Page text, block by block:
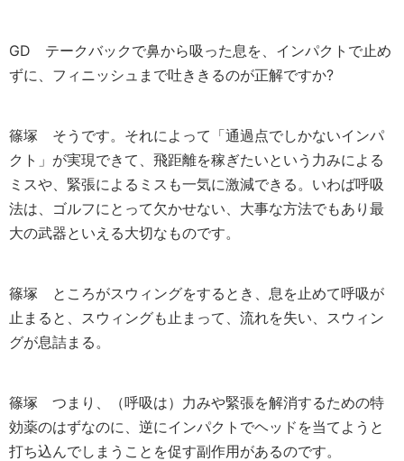
GD テークバックで鼻から吸った息を、インパクトで止め
ずに、フィニッシュまで吐ききるのが正解ですか?
篠塚 そうです。それによって「通過点でしかないインパ
クト」が実現できて、飛距離を稼ぎたいという力みによる
ミスや、緊張によるミスも一気に激減できる。いわば呼吸
法は、ゴルフにとって欠かせない、大事な方法でもあり最
大の武器といえる大切なものです。
篠塚 ところがスウィングをするとき、息を止めて呼吸が
止まると、スウィングも止まって、流れを失い、スウィン
グが息詰まる。
篠塚 つまり、（呼吸は）力みや緊張を解消するための特
効薬のはずなのに、逆にインパクトでヘッドを当てようと
打ち込んでしまうことを促す副作用があるのです。